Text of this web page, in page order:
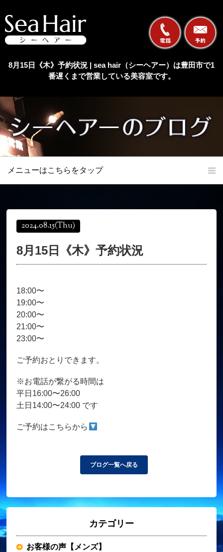
8月15日《木》予約状況 | sea hair（シーヘアー）は豊田市で1
番遅くまで営業している美容室です。
メニューはこちらをタップ
オンラインショップ
育毛コース よくある質問
お客様の声
ご予約＋お問い合わせ
2024.08.15(Thu)
8月15日《木》予約状況
18:00〜
19:00〜
20:00〜
21:00〜
23:00〜
ご予約おとりできます。
※お電話が繋がる時間は
平日16:00〜26:00
土日14:00〜24:00 です
ご予約はこちらから
ブログ一覧へ戻る
カテゴリー
お客様の声【メンズ】